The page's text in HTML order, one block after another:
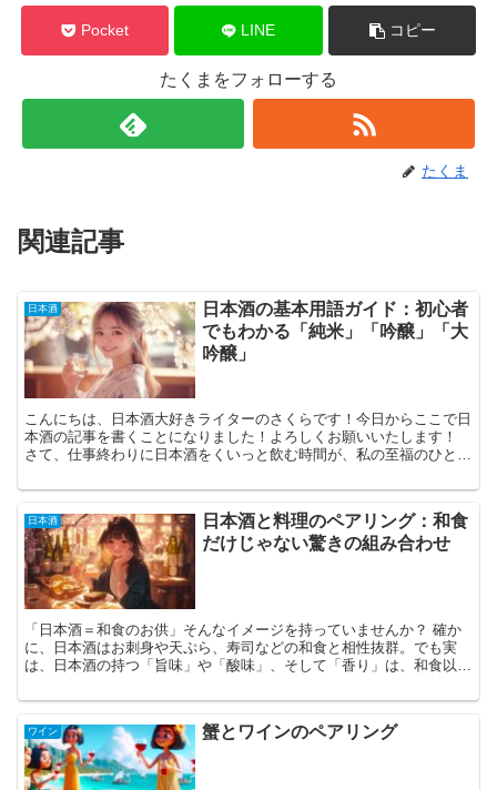
Pocket LINE コピー
たくまをフォローする
たくま
関連記事
日本酒
日本酒の基本用語ガイド：初心者
でもわかる「純米」「吟醸」「大
吟醸」
こんにちは、日本酒大好きライターのさくらです！今日からここで日
本酒の記事を書くことになりました！よろしくお願いいたします！
さて、仕事終わりに日本酒をくいっと飲む時間が、私の至福のひとと
日本酒
日本酒と料理のペアリング：和食
だけじゃない驚きの組み合わせ
「日本酒＝和食のお供」そんなイメージを持っていませんか？ 確か
に、日本酒はお刺身や天ぷら、寿司などの和食と相性抜群。でも実
は、日本酒の持つ「旨味」や「酸味」、そして「香り」は、和食以外
ワイン 蟹とワインのペアリング